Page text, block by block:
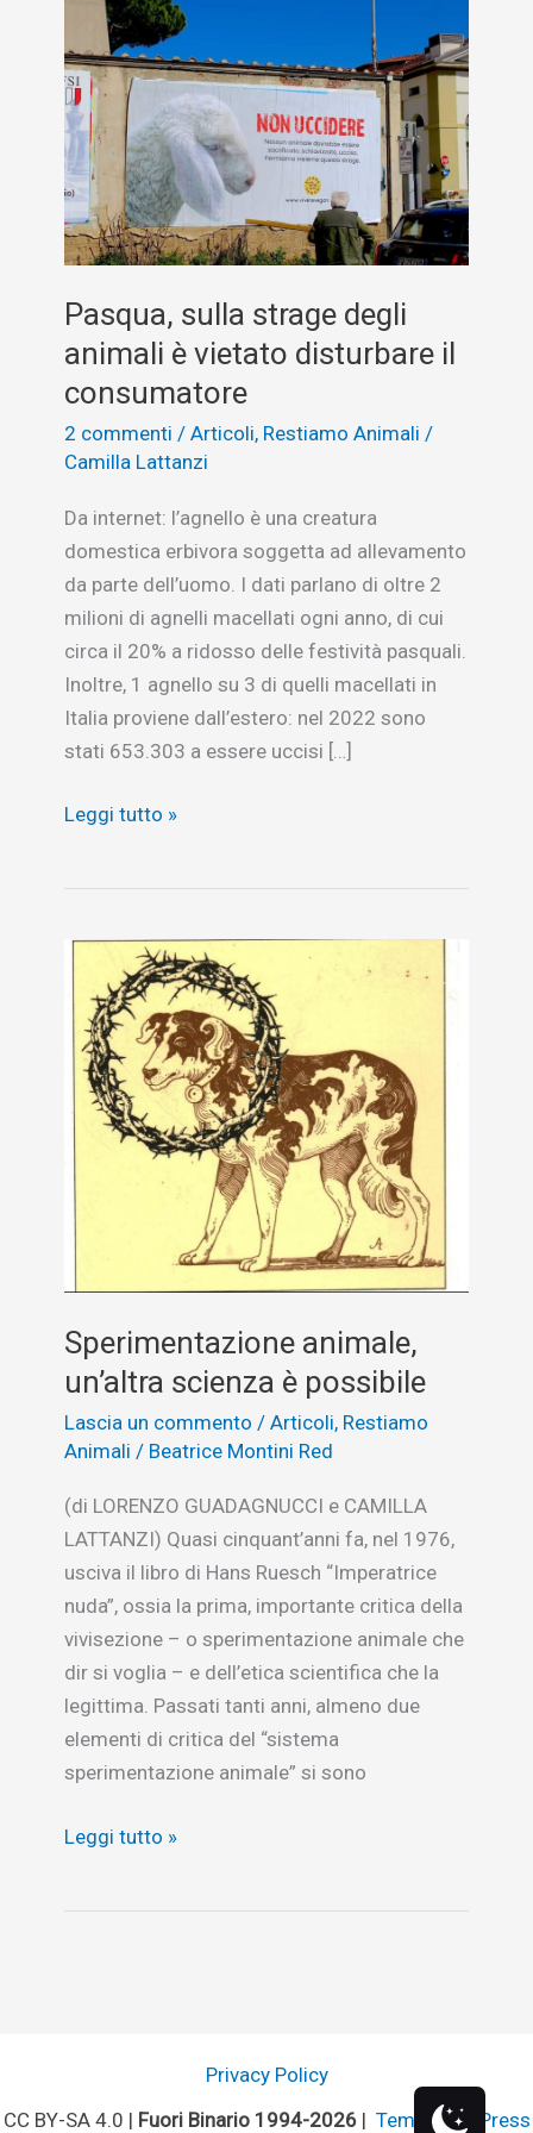
Pasqua, sulla strage degli
animali è vietato disturbare il
consumatore
2 commenti / Articoli, Restiamo Animali /
Camilla Lattanzi
Da internet: l’agnello è una creatura
domestica erbivora soggetta ad allevamento
da parte dell’uomo. I dati parlano di oltre 2
milioni di agnelli macellati ogni anno, di cui
circa il 20% a ridosso delle festività pasquali.
Inoltre, 1 agnello su 3 di quelli macellati in
Italia proviene dall’estero: nel 2022 sono
stati 653.303 a essere uccisi […]
Pasqua,
animali
vietato
disturbare
consumatore
Leggi tutto »
Sperimentazione animale,
un’altra scienza è possibile
Lascia un commento / Articoli, Restiamo
Animali / Beatrice Montini Red
(di LORENZO GUADAGNUCCI e CAMILLA
LATTANZI) Quasi cinquant’anni fa, nel 1976,
usciva il libro di Hans Ruesch “Imperatrice
nuda”, ossia la prima, importante critica della
vivisezione – o sperimentazione animale che
dir si voglia – e dell’etica scientifica che la
legittima. Passati tanti anni, almeno due
elementi di critica del “sistema
sperimentazione animale” si sono
Sperimentazione
Leggi tutto »
Privacy Policy
CC BY-SA 4.0 | Fuori Binario 1994-2026| Tema WordPress